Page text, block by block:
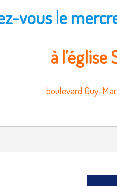
vous le
à l’église
boulevard Guy-